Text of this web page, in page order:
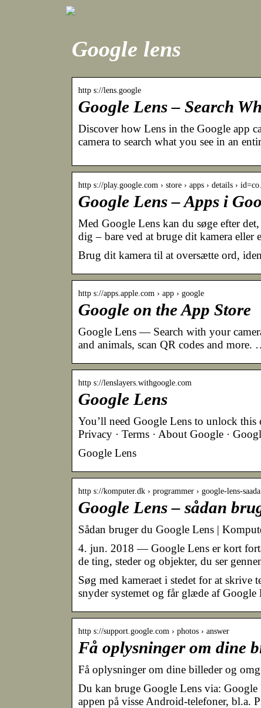
Google lens
http s://lens.google
Google Lens – Search
Discover how Lens in the Google app
camera to search what you see in an
http s://play.google.com › store › apps › details ›
Google Lens – Apps i
Med Google Lens kan du søge efter
dig – bare ved at bruge dit kamera eller
Brug dit kamera til at oversætte ord,
http s://apps.apple.com › app › google
Google on the App Store
Google Lens — Search with your
and animals, scan QR codes and
http s://lenslayers.withgoogle.com
Google Lens
You’ll need Google Lens to unlock
Privacy · Terms · About Google ·
Google Lens
http s://komputer.dk › programmer › google-lens-
Google Lens – sådan
Sådan bruger du Google Lens |
4. jun. 2018 — Google Lens er kort
de ting, steder og objekter, du ser
Søg med kameraet i stedet for at
snyder systemet og får glæde af Google
http s://support.google.com › photos › answer
Få oplysninger om dine
Få oplysninger om dine billeder og
Du kan bruge Google Lens via:
appen på visse Android-telefoner, bl.a.